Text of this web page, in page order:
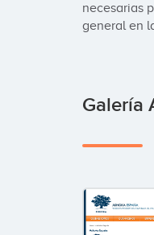
necesarias
general en
Galería